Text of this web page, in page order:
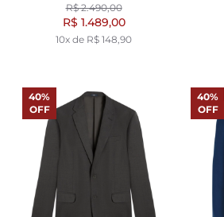
R$ 2.490,00
R$ 1.489,00
10x de R$ 148,90
40%
OFF
40%
OFF